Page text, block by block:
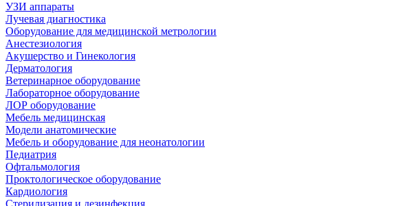
УЗИ аппараты
Лучевая диагностика
Оборудование для медицинской метрологии
Анестезиология
Акушерство и Гинекология
Дерматология
Ветеринарное оборудование
Лабораторное оборудование
ЛОР оборудование
Мебель медицинская
Модели анатомические
Мебель и оборудование для неонатологии
Педиатрия
Офтальмология
Проктологическое оборудование
Кардиология
Стерилизация и дезинфекция